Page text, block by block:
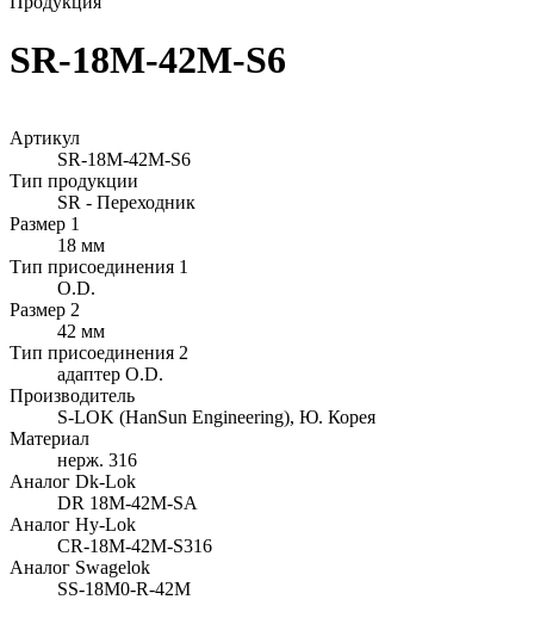
SR-18M-42M-S6
Артикул
SR-18M-42M-S6
Тип продукции
SR - Переходник
Размер 1
18 мм
Тип присоединения 1
O.D.
Размер 2
42 мм
Тип присоединения 2
адаптер O.D.
Производитель
S-LOK (HanSun Engineering), Ю. Корея
Материал
нерж. 316
Аналог Dk-Lok
DR 18M-42M-SA
Аналог Hy-Lok
CR-18M-42M-S316
Аналог Swagelok
SS-18M0-R-42M